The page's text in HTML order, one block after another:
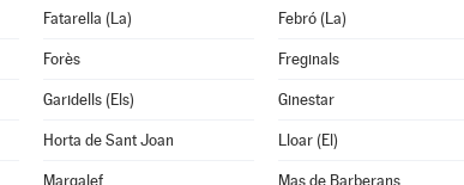
Fatarella (La) Febró (La)
Forès Freginals
Garidells (Els) Ginestar
Horta de Sant Joan Lloar (El)
Margalef Mas de Barberans